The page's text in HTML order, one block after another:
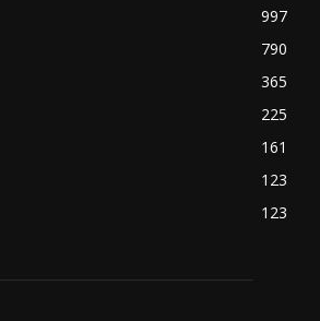
997
790
365
225
161
123
123